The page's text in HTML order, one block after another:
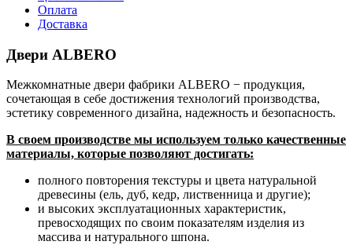
Оплата
Доставка
Двери ALBERO
Межкомнатные двери фабрики ALBERO − продукция,
сочетающая в себе достижения технологий производства,
эстетику современного дизайна, надежность и безопасность.
В своем производстве мы используем только качественные
материалы, которые позволяют достигать:
полного повторения текстуры и цвета натуральной
древесины (ель, дуб, кедр, лиственница и другие);
и высоких эксплуатационных характеристик,
превосходящих по своим показателям изделия из
массива и натурального шпона.